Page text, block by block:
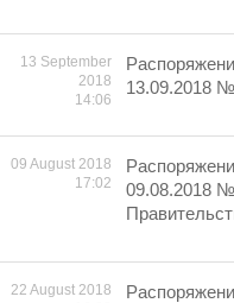
13 September
2018
14:06
13.09.2018
09 August 2018
17:02
09.08.2018
22 August 2018